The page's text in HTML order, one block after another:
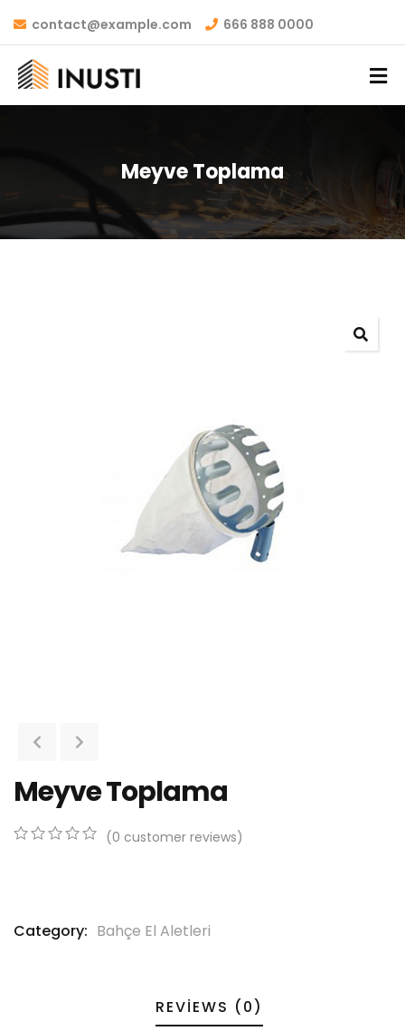
contact@example.com 666 888 0000
Meyve Toplama
Meyve Toplama
customer
(0 customer reviews)
Category: Bahçe El Aletleri
REVIEWS (0)